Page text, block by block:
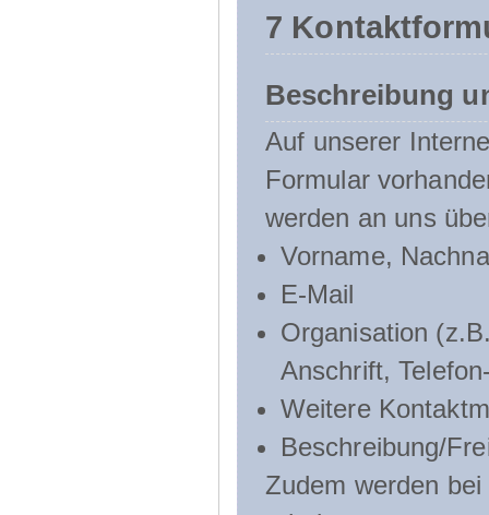
7
Beschreibung
Auf unserer
Formular
werden an uns
Vorname,
E-Mail
Organisation
Anschrift,
Weitere
Beschreibung/
Zudem werden